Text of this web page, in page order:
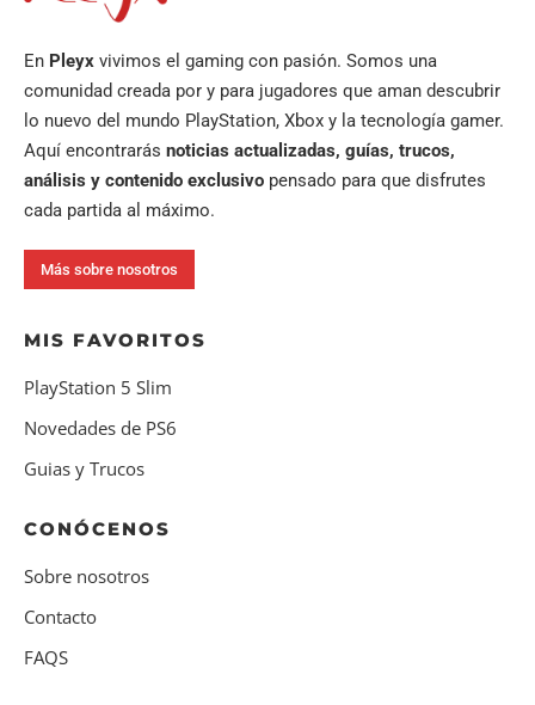
En Pleyx vivimos el gaming con pasión. Somos una
comunidad creada por y para jugadores que aman descubrir
lo nuevo del mundo PlayStation, Xbox y la tecnología gamer.
Aquí encontrarás noticias actualizadas, guías, trucos,
análisis y contenido exclusivo pensado para que disfrutes
cada partida al máximo.
Más sobre nosotros
MIS FAVORITOS
PlayStation 5 Slim
Novedades de PS6
Guias y Trucos
CONÓCENOS
Sobre nosotros
Contacto
FAQS